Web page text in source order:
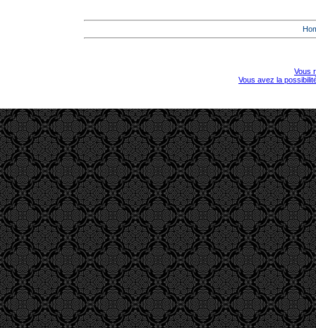
Vous
Vous avez la